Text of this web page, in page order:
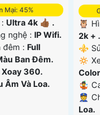
Mại: 45%
Ultra 4k 👍🏾 .
nghệ : IP Wifi.
đêm : Full
Ban Ðêm.
Xoay 360.
Âm Và Loa.
🦉
2k + .
⚜️ Sử
🔅
🤹
️👮
Loa.